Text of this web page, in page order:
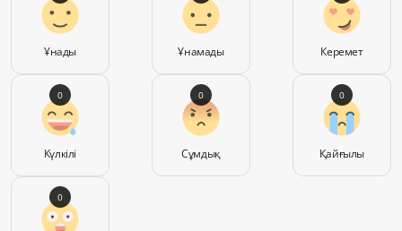
Ұнады Ұнамады Керемет
Күлкілі
0
Сұмдық
0
Қайғылы
0
0